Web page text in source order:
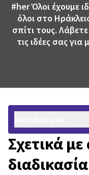
#herΌλοι έχουμε
όλοι στο
σπίτι τους.
τις ιδέες σας
Σχετικά
διαδικασία